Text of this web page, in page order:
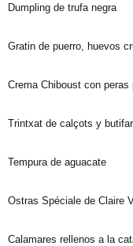
Dumpling de trufa negra
Gratin de puerro, huevos
Crema Chiboust con peras
Trintxat de calçots y
Tempura de aguacate
Ostras Spéciale de Claire
Calamares rellenos a la